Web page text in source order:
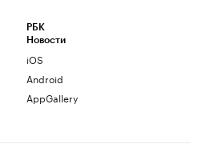
РБК
Новости
iOS
Android
AppGallery